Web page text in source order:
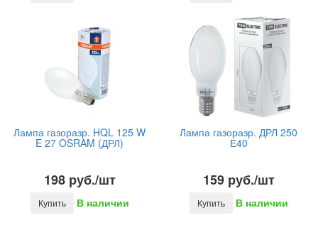
Лампа газоразр. HQL 125 W
E 27 OSRAM (ДРЛ)
198 руб./шт
Купить В наличии
Лампа газоразр. ДРЛ 250
Е40
159 руб./шт
Купить В наличии